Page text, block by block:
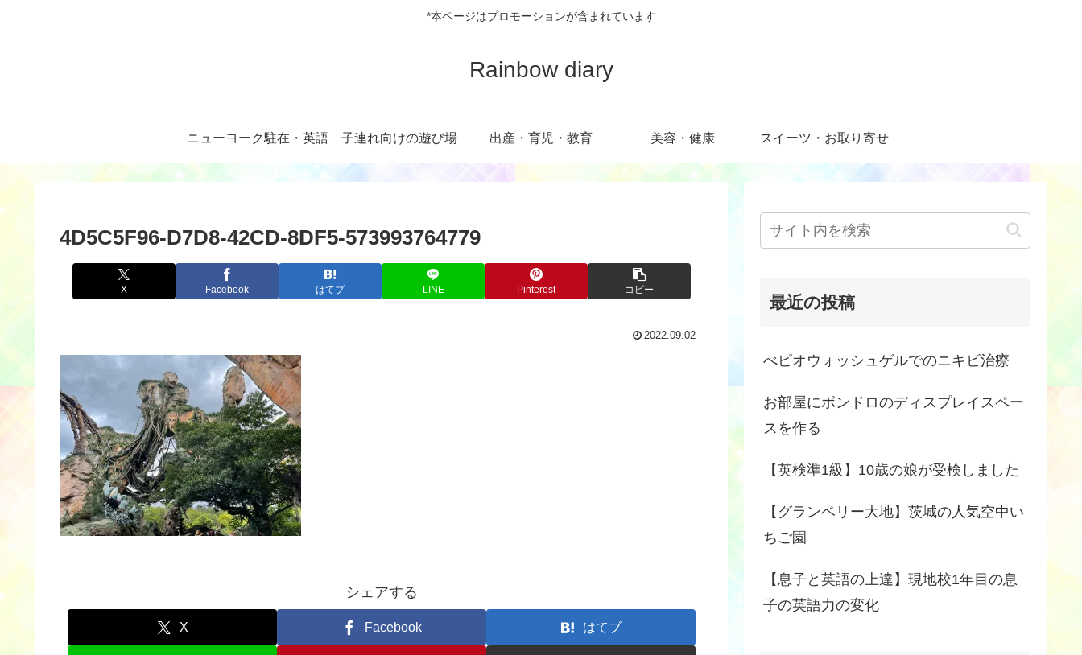
*本ページはプロモーションが含まれています
Rainbow diary
ニューヨーク駐在・英語 子連れ向けの遊び場 出産・育児・教育 美容・健康 スイーツ・お取り寄せ
4D5C5F96-D7D8-42CD-8DF5-573993764779
X Facebook はてブ LINE Pinterest コピー
2022.09.02
シェアする
X Facebook はてブ
最近の投稿
べピオウォッシュゲルでのニキビ治療
お部屋にボンドロのディスプレイスペー
スを作る
【英検準1級】10歳の娘が受検しました
【グランベリー大地】茨城の人気空中い
ちご園
【息子と英語の上達】現地校1年目の息
子の英語力の変化